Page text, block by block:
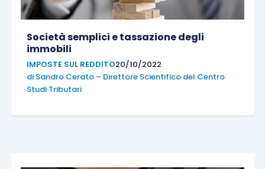
Società semplici e tassazione degli
immobili
IMPOSTE SUL REDDITO20/10/2022
di Sandro Cerato – Direttore Scientifico del Centro
Studi Tributari